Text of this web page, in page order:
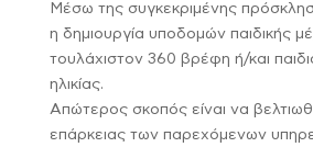
Μέσω της συγκεκριμένης
η δημιουργία υποδομών παιδικής
τουλάχιστον 360 βρέφη ή/και
ηλικίας.
Απώτερος σκοπός είναι να
επάρκειας των παρεχόμενων